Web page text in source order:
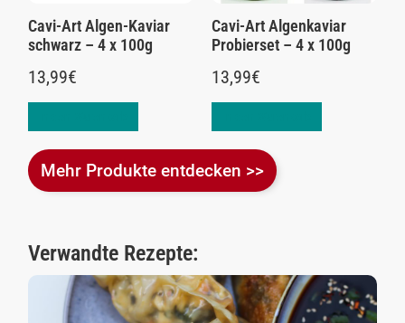
Cavi-Art Algen-Kaviar
schwarz – 4 x 100g
13,99€
Cavi-Art Algenkaviar
Probierset – 4 x 100g
13,99€
Mehr Produkte entdecken >>
Verwandte Rezepte: